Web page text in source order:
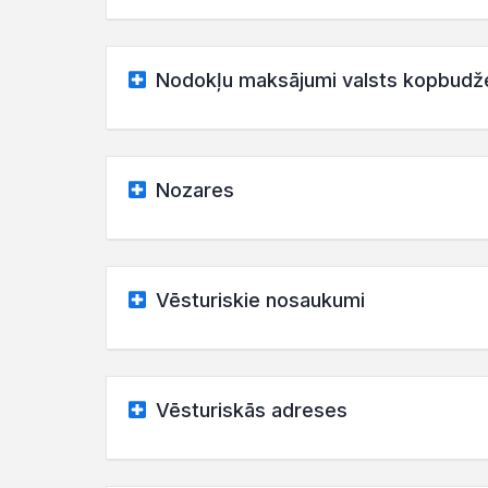
Nodokļu maksājumi valsts
Nozares
Vēsturiskie nosaukumi
Vēsturiskās adreses